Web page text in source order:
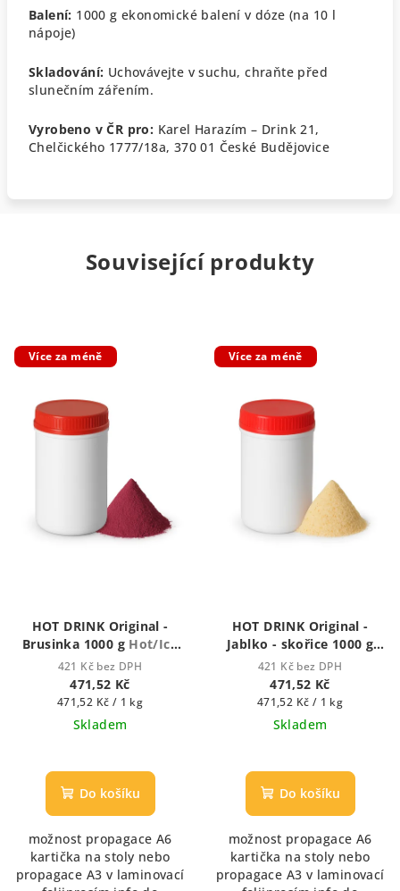
Balení: 1000 g ekonomické balení v dóze (na 10 l
nápoje)
Skladování: Uchovávejte v suchu, chraňte před
slunečním zářením.
Vyrobeno v ČR pro: Karel Harazím – Drink 21,
Chelčického 1777/18a, 370 01 České Budějovice
Související produkty
Více za méně
HOT DRINK Original -
Brusinka 1000 g Hot/Ice
drink
421 Kč bez DPH
471,52 Kč
Měrná
cena:
471,52 Kč / 1 kg
Skladem
hodnocení
produktu
z
5
hvězdiček.
Do košíku
možnost propagace A6
kartička na stoly nebo
propagace A3 v laminovací
Více za méně
HOT DRINK Original -
Jablko - skořice 1000 g
Hot/Ice drink
421 Kč bez DPH
471,52 Kč
Měrná
cena:
471,52 Kč / 1 kg
Skladem
Do košíku
možnost propagace A6
kartička na stoly nebo
propagace A3 v laminovací